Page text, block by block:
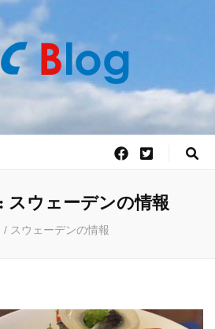
ヵ国語
学院の
ブログ
世界各国の最新情報をお届けします。
スウェーデンの情報
/ スウェーデンの情報